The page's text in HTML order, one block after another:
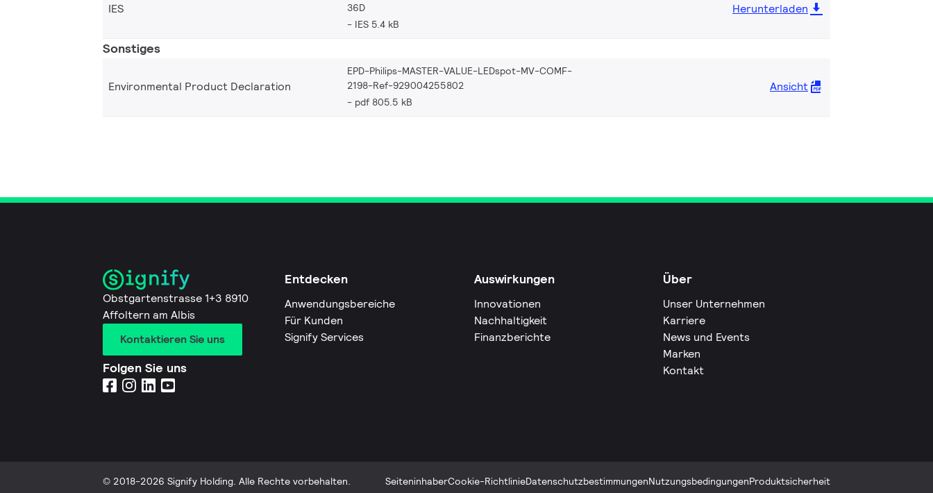
IES
36D
IES 5.4 kB
Herunterladen
Sonstiges
Environmental Product Declaration
EPD-Philips-MASTER-VALUE-LEDspot-MV-COMF-
2198-Ref-929004255802
pdf 805.5 kB
Ansicht
Obstgartenstrasse 1+3 8910
Affoltern am Albis
Kontaktieren Sie uns
Folgen Sie uns
Entdecken
Anwendungsbereiche
Für Kunden
Signify Services
Auswirkungen
Innovationen
Nachhaltigkeit
Finanzberichte
Über
Unser Unternehmen
Karriere
News und Events
Marken
Kontakt
© 2018-2026 Signify Holding. Alle Rechte vorbehalten. SeiteninhaberCookie-RichtlinieDatenschutzbestimmungenNutzungsbedingungenProduktsicherheit